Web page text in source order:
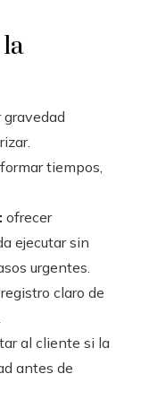
tiempos,
ofrecer
ejecutar sin
urgentes.
registro claro de
al cliente si la
antes de